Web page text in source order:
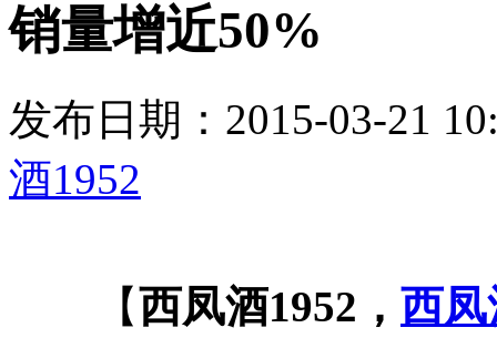
销量增近50%
发布日期：2015-03-21
酒1952
【西凤酒1952， 西